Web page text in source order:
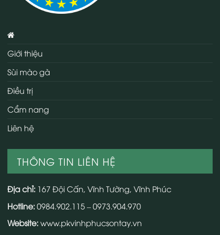
Giới thiệu
Sùi mào gà
Điều trị
Cẩm nang
Liên hệ
THÔNG TIN LIÊN HỆ
Địa chỉ: 167 Đội Cấn, Vĩnh Tường, Vĩnh Phúc
Hotline:0984.902.115 – 0973.904.970
Website:www.pkvinhphucsontay.vn